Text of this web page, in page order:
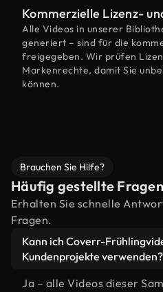
Kommerzielle Lizenz-
Alle Videos in unserer
generiert – sind für die
freigegeben. Wir prüfen
Markenrechte, damit Sie
können.
Brauchen Sie Hilfe?
Häufig gestellte Fragen
Erhalten Sie schnelle
Fragen.
Kann ich Coverr-
Kundenprojekte verwenden?
Ja – alle Videos dieser